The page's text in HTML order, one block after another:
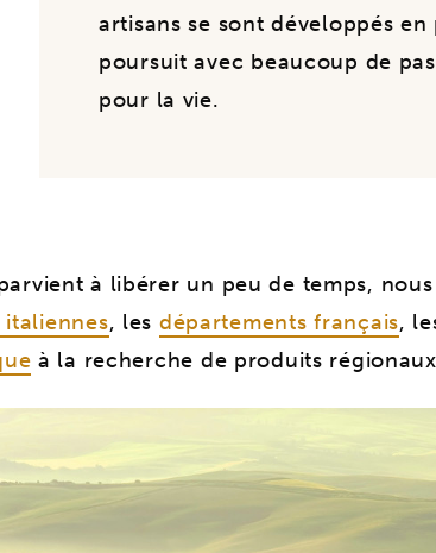
artisans se sont développés
poursuit avec beaucoup de
pour la vie.
à libérer un peu de temps,
, les départements français,
à la recherche de produits